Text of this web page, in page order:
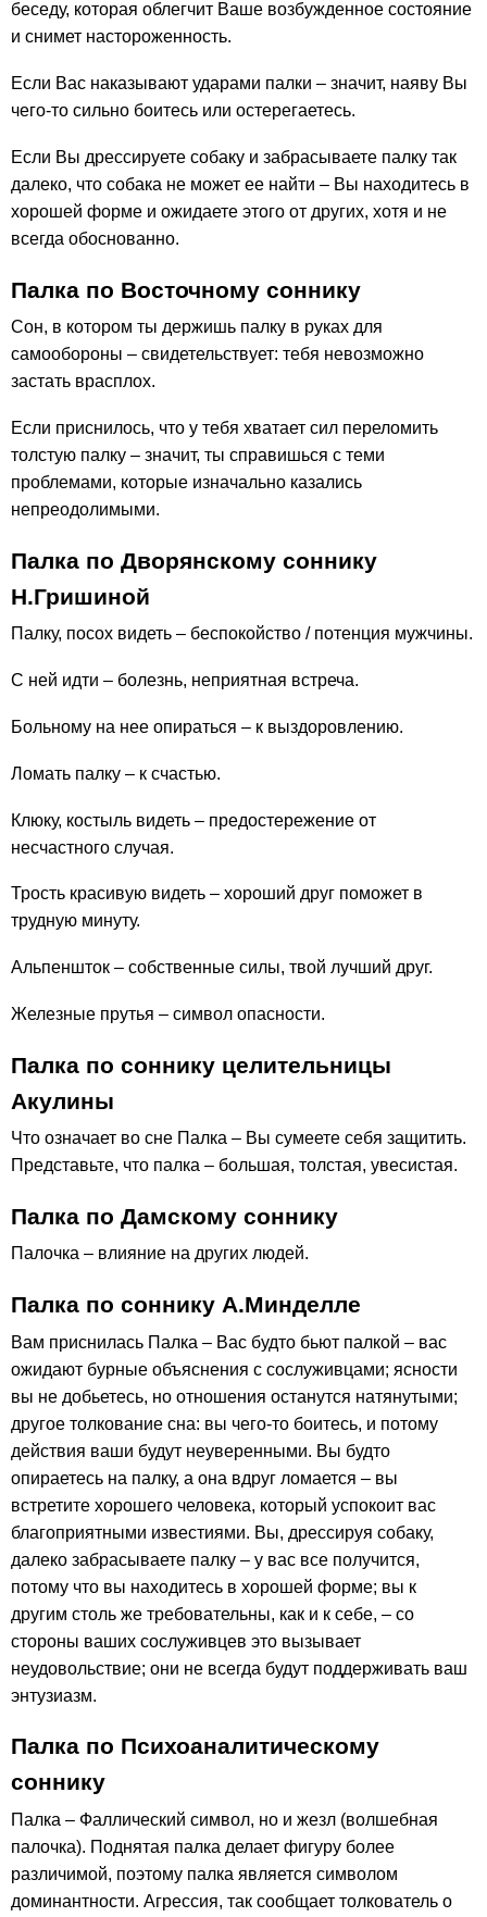
беседу, которая облегчит Ваше возбужденное состояние
и снимет настороженность.
Если Вас наказывают ударами палки – значит, наяву Вы
чего-то сильно боитесь или остерегаетесь.
Если Вы дрессируете собаку и забрасываете палку так
далеко, что собака не может ее найти – Вы находитесь в
хорошей форме и ожидаете этого от других, хотя и не
всегда обоснованно.
Палка по Восточному соннику
Сон, в котором ты держишь палку в руках для
самообороны – свидетельствует: тебя невозможно
застать врасплох.
Если приснилось, что у тебя хватает сил переломить
толстую палку – значит, ты справишься с теми
проблемами, которые изначально казались
непреодолимыми.
Палка по Дворянскому соннику
Н.Гришиной
Палку, посох видеть – беспокойство / потенция мужчины.
С ней идти – болезнь, неприятная встреча.
Больному на нее опираться – к выздоровлению.
Ломать палку – к счастью.
Клюку, костыль видеть – предостережение от
несчастного случая.
Трость красивую видеть – хороший друг поможет в
трудную минуту.
Альпеншток – собственные силы, твой лучший друг.
Железные прутья – символ опасности.
Палка по соннику целительницы
Акулины
Что означает во сне Палка – Вы сумеете себя защитить.
Представьте, что палка – большая, толстая, увесистая.
Палка по Дамскому соннику
Палочка – влияние на других людей.
Палка по соннику А.Минделле
Вам приснилась Палка – Вас будто бьют палкой – вас
ожидают бурные объяснения с сослуживцами; ясности
вы не добьетесь, но отношения останутся натянутыми;
другое толкование сна: вы чего-то боитесь, и потому
действия ваши будут неуверенными. Вы будто
опираетесь на палку, а она вдруг ломается – вы
встретите хорошего человека, который успокоит вас
благоприятными известиями. Вы, дрессируя собаку,
далеко забрасываете палку – у вас все получится,
потому что вы находитесь в хорошей форме; вы к
другим столь же требовательны, как и к себе, – со
стороны ваших сослуживцев это вызывает
неудовольствие; они не всегда будут поддерживать ваш
энтузиазм.
Палка по Психоаналитическому
соннику
Палка – Фаллический символ, но и жезл (волшебная
палочка). Поднятая палка делает фигуру более
различимой, поэтому палка является символом
доминантности. Агрессия, так сообщает толкователь о